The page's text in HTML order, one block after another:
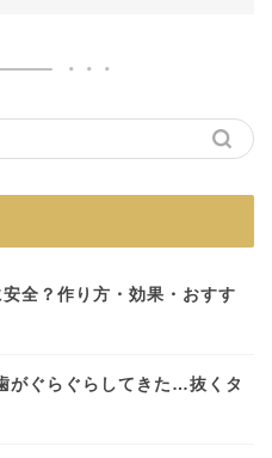
全？作り方・効果・おすす
がぐらぐらしてきた…抜くタ